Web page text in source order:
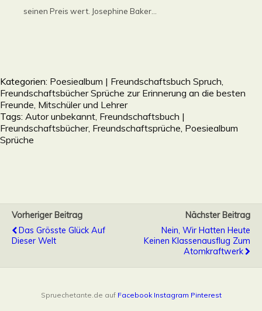
seinen Preis wert. Josephine Baker...
Kategorien: Poesiealbum | Freundschaftsbuch Spruch,
Freundschaftsbücher Sprüche zur Erinnerung an die besten
Freunde, Mitschüler und Lehrer
Tags: Autor unbekannt Freundschaftsbuch |
Freundschaftsbücher, Freundschaftsprüche Poesiealbum
Sprüche
Vorheriger Beitrag
Das Grösste Glück Auf
Dieser Welt
Nächster Beitrag
Nein, Wir Hatten Heute
Keinen Klassenausflug Zum
Atomkraftwerk
Spruechetante.de auf Facebook Instagram Pinterest